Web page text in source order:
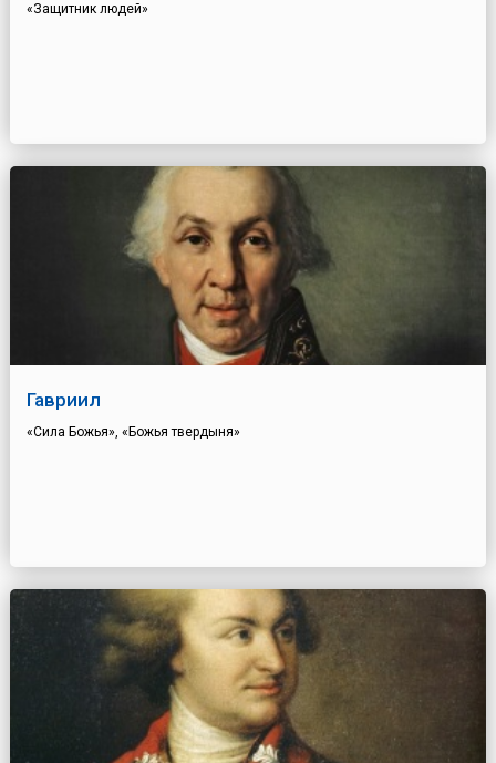
«Защитник людей»
Гавриил
«Сила Божья», «Божья твердыня»